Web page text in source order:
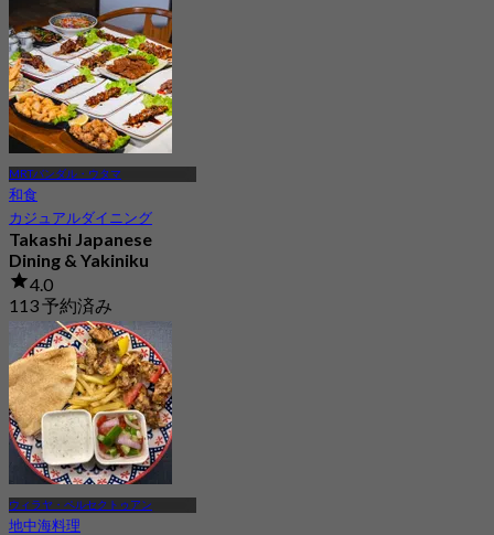
MRTバンダル・ウタマ
和食
カジュアルダイニング
Takashi Japanese
Dining & Yakiniku
4.0
113 予約済み
からRM 28.5
ウィラヤ・ペルセクトゥアン
地中海料理